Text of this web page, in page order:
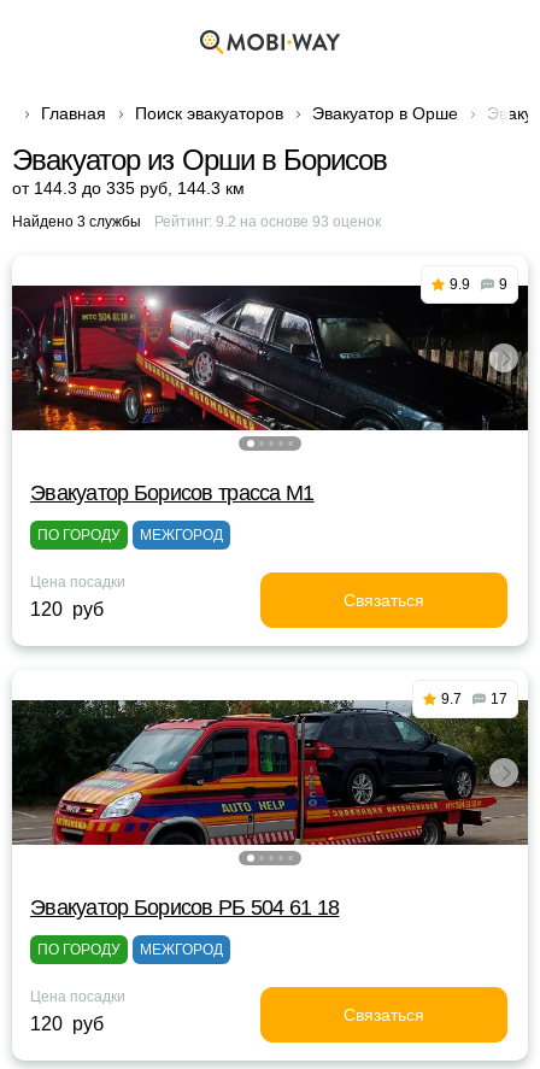
Главная Поиск эвакуаторов Эвакуатор в Орше
Эвакуатор из Орши в Борисов
от 144.3 до 335 руб 144.3 км
Найдено 3 службы Рейтинг: 9.2 на основе 93 оценок
9.9 9
Эвакуатор Борисов трасса М1
ПО ГОРОДУ МЕЖГОРОД
Цена посадки
120 руб Связаться
9.7 17
Эвакуатор Борисов РБ 504 61 18
ПО ГОРОДУ МЕЖГОРОД
Цена посадки
120 руб Связаться